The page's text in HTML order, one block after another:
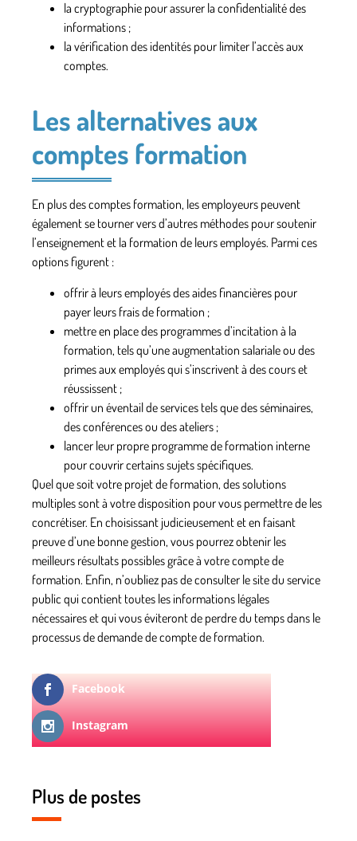
la cryptographie pour assurer la confidentialité des
informations ;
la vérification des identités pour limiter l’accès aux
comptes.
Les alternatives aux
comptes formation
En plus des comptes formation, les employeurs peuvent
également se tourner vers d’autres méthodes pour soutenir
l’enseignement et la formation de leurs employés. Parmi ces
options figurent :
offrir à leurs employés desaides financières pour
payer leurs frais de formation ;
mettre en place des programmes d’incitation à la
formation, tels qu’une augmentation salariale ou des
primes aux employés qui s’inscrivent à des cours et
réussissent ;
offrir un éventail deservices tels que des séminaires,
des conférences ou des ateliers ;
lancer leur propre programme de formation interne
pour couvrir certains sujets spécifiques.
Quel que soit votre projet de formation, des solutions
multiples sont à votre disposition pour vous permettre de les
concrétiser. En choisissant judicieusement et en faisant
preuve d’une bonne gestion, vous pourrez obtenir les
meilleurs résultats possibles grâce à votre compte de
formation. Enfin, n’oubliez pas de consulter le site du service
public qui contient toutes les informations légales
nécessaires et qui vous éviteront de perdre du temps dans le
processus de demande de compte de formation.
Facebook
Instagram
Plus de postes